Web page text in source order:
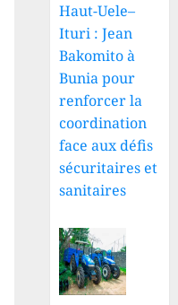
Haut-Uele–
Ituri : Jean
Bakomito à
Bunia pour
renforcer la
coordination
face aux défis
sécuritaires et
sanitaires